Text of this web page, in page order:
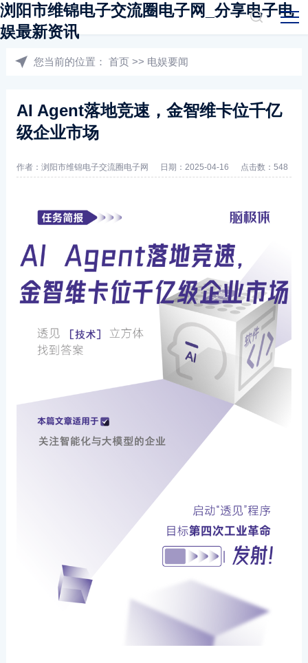
浏阳市维锦电子交流圈电子网_分享电子电
娱最新资讯
您当前的位置： 首页 >> 电娱要闻
AI Agent落地竞速，金智维卡位千亿
级企业市场
作者：浏阳市维锦电子交流圈电子网 日期：2025-04-16 点击数：548